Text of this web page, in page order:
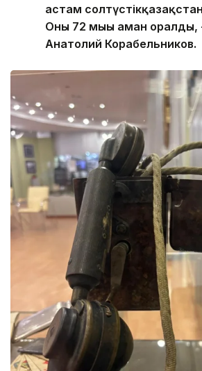
астам
Оның 72 мыңы аман оралды,
Анатолий Корабельников.